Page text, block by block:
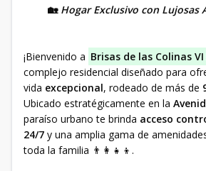
🏡 Hogar Exclusivo con Lujosas
¡Bienvenido a Brisas de las Colinas VI
complejo residencial diseñado para
vida excepcional, rodeado de más de
Ubicado estratégicamente en la
paraíso urbano te brinda acceso
24/7 y una amplia gama de
toda la familia 👨‍👩‍👧‍👦.